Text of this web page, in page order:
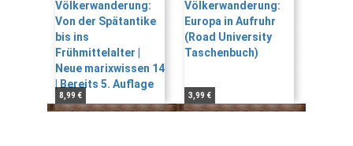
Neue marixwissen
14 | Bereits 5.
Auflage
8,99 € 3,99 €